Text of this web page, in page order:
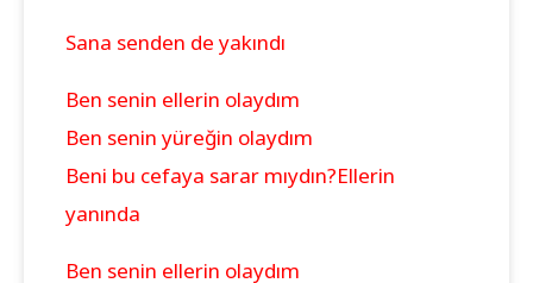
Sana senden de yakındı
Ben senin ellerin olaydım
Ben senin yüreğin olaydım
Beni bu cefaya sarar mıydın?Ellerin
yanında
Ben senin ellerin olaydım